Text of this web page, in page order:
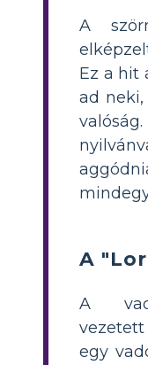
A
Ez a hit
ad
A
A
egy